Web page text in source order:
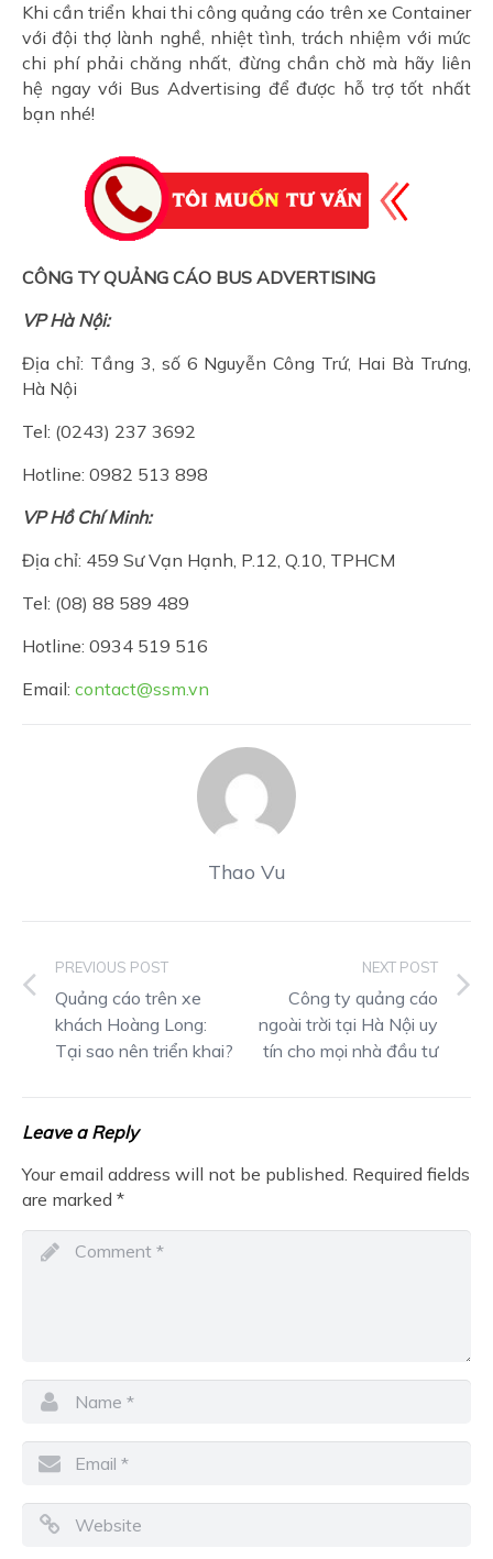
Khi cần triển khai thi công quảng cáo trên xe Container
với đội thợ lành nghề, nhiệt tình, trách nhiệm với mức
chi phí phải chăng nhất, đừng chần chờ mà hãy liên
hệ ngay với Bus Advertising để được hỗ trợ tốt nhất
bạn nhé!
CÔNG TY QUẢNG CÁO BUS ADVERTISING
VP Hà Nội:
Địa chỉ: Tầng 3, số 6 Nguyễn Công Trứ, Hai Bà Trưng,
Hà Nội
Tel: (0243) 237 3692
Hotline: 0982 513 898
VP Hồ Chí Minh:
Địa chỉ: 459 Sư Vạn Hạnh, P.12, Q.10, TPHCM
Tel: (08) 88 589 489
Hotline: 0934 519 516
Email: contact@ssm.vn
Thao Vu
PREVIOUS POST
Quảng cáo trên xe
khách Hoàng Long:
Tại sao nên triển khai?
NEXT POST
Công ty quảng cáo
ngoài trời tại Hà Nội uy
tín cho mọi nhà đầu tư
Leave a Reply
Your email address will not be published. Required fields
are marked *